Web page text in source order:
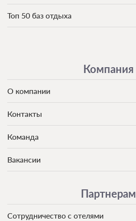
Топ 50 баз отдыха
Компания
О компании
Контакты
Команда
Вакансии
Партнерам
Сотрудничество с отелями